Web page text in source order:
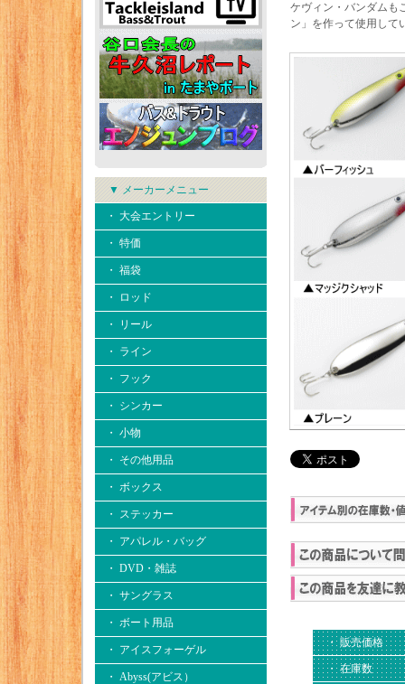
▼ メーカーメニュー
・ 大会エントリー
・ 特価
・ 福袋
・ ロッド
・ リール
・ ライン
・ フック
・ シンカー
・ 小物
・ その他用品
・ ボックス
・ ステッカー
・ アパレル・バッグ
・ DVD・雑誌
・ サングラス
・ ボート用品
・ アイスフォーゲル
・ Abyss(アビス）
ケヴィン・バンダムも
ン」を作って使用して
・ 販売価格
・ 在庫数